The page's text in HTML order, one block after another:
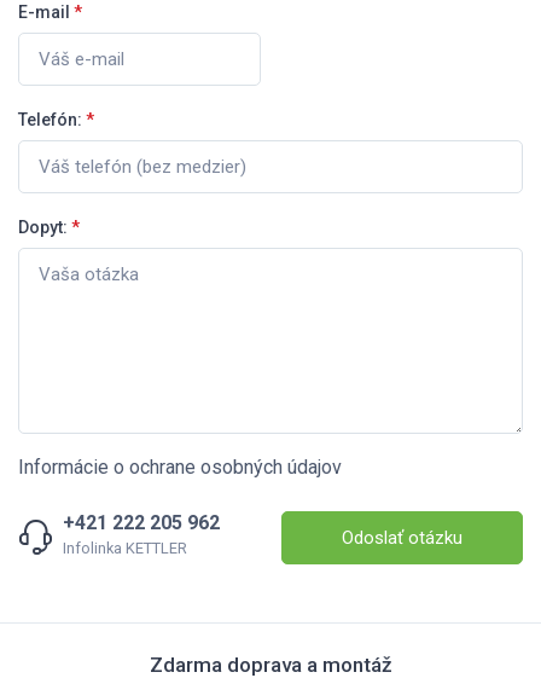
E-mail *
Telefón: *
Dopyt: *
Informácie o ochrane osobných údajov
+421 222 205 962
Infolinka KETTLER Odoslať otázku
Zdarma doprava a montáž